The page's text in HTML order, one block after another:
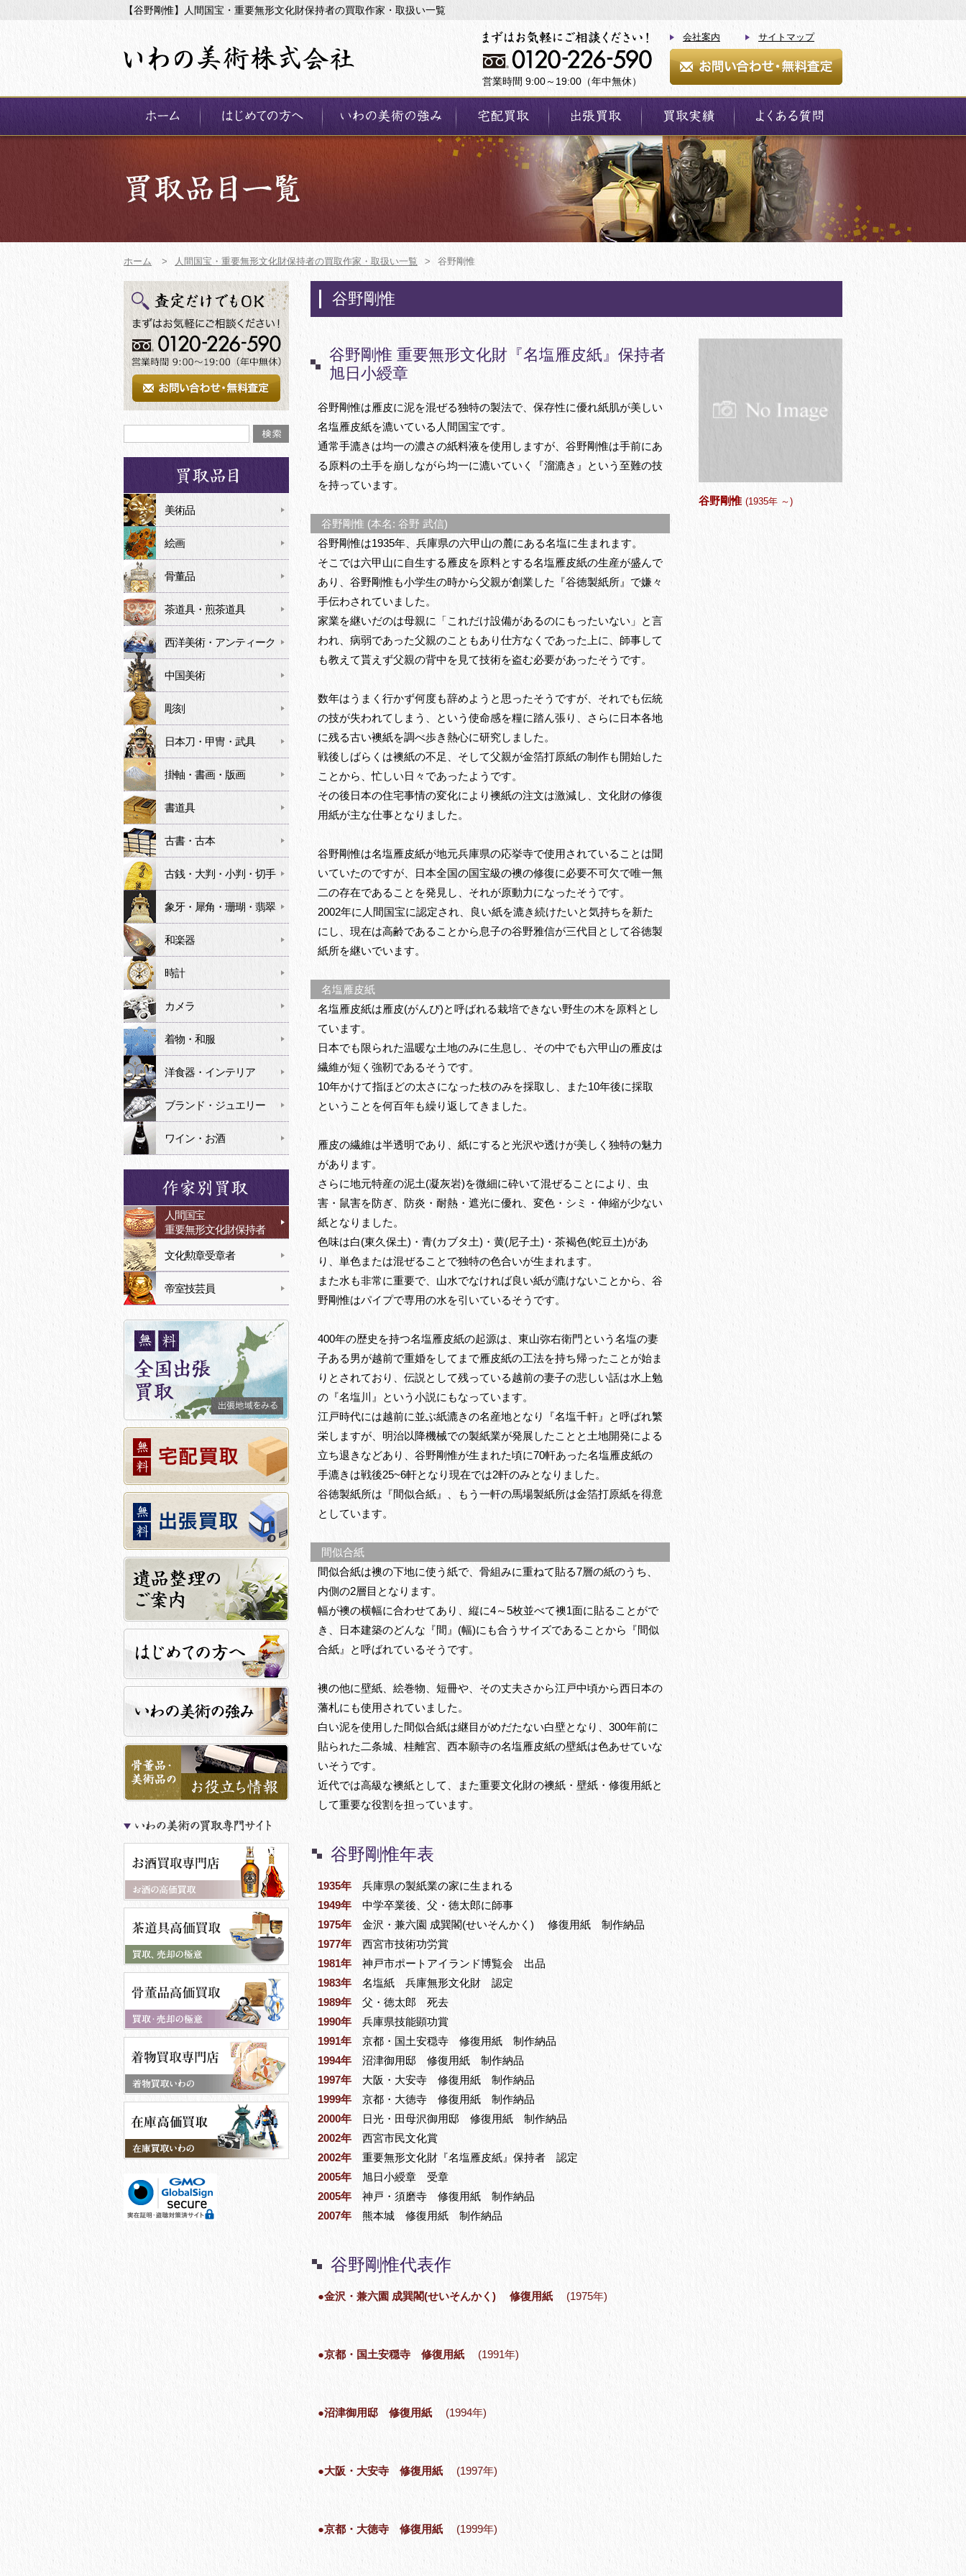
【谷野剛惟】人間国宝・重要無形文化財保持者の買取作家・取扱い一覧
営業時間 9:00～19:00（年中無休）
会社案内 サイトマップ
ホーム > 人間国宝・重要無形文化財保持者の買取作家・取扱い一覧 > 谷野剛惟
谷野剛惟
谷野剛惟 (1935年 ～)
谷野剛惟 重要無形文化財『名塩雁皮紙』保持者
旭日小綬章
谷野剛惟は雁皮に泥を混ぜる独特の製法で、保存性に優れ紙肌が美しい
名塩雁皮紙を漉いている人間国宝です。
通常手漉きは均一の濃さの紙料液を使用しますが、谷野剛惟は手前にあ
る原料の土手を崩しながら均一に漉いていく『溜漉き』という至難の技
を持っています。
谷野剛惟 (本名: 谷野 武信)
谷野剛惟は1935年、兵庫県の六甲山の麓にある名塩に生まれます。
そこでは六甲山に自生する雁皮を原料とする名塩雁皮紙の生産が盛んで
あり、谷野剛惟も小学生の時から父親が創業した『谷徳製紙所』で嫌々
手伝わされていました。
家業を継いだのは母親に「これだけ設備があるのにもったいない」と言
われ、病弱であった父親のこともあり仕方なくであった上に、師事して
も教えて貰えず父親の背中を見て技術を盗む必要があったそうです。
数年はうまく行かず何度も辞めようと思ったそうですが、それでも伝統
の技が失われてしまう、という使命感を糧に踏ん張り、さらに日本各地
に残る古い襖紙を調べ歩き熱心に研究しました。
戦後しばらくは襖紙の不足、そして父親が金箔打原紙の制作も開始した
ことから、忙しい日々であったようです。
その後日本の住宅事情の変化により襖紙の注文は激減し、文化財の修復
用紙が主な仕事となりました。
谷野剛惟は名塩雁皮紙が地元兵庫県の応挙寺で使用されていることは聞
いていたのですが、日本全国の国宝級の襖の修復に必要不可欠で唯一無
二の存在であることを発見し、それが原動力になったそうです。
2002年に人間国宝に認定され、良い紙を漉き続けたいと気持ちを新た
にし、現在は高齢であることから息子の谷野雅信が三代目として谷徳製
紙所を継いでいます。
名塩雁皮紙
名塩雁皮紙は雁皮(がんぴ)と呼ばれる栽培できない野生の木を原料とし
ています。
日本でも限られた温暖な土地のみに生息し、その中でも六甲山の雁皮は
繊維が短く強靭であるそうです。
10年かけて指ほどの太さになった枝のみを採取し、また10年後に採取
ということを何百年も繰り返してきました。
雁皮の繊維は半透明であり、紙にすると光沢や透けが美しく独特の魅力
があります。
さらに地元特産の泥土(凝灰岩)を微細に砕いて混ぜることにより、虫
害・鼠害を防ぎ、防炎・耐熱・遮光に優れ、変色・シミ・伸縮が少ない
紙となりました。
色味は白(東久保土)・青(カブタ土)・黄(尼子土)・茶褐色(蛇豆土)があ
り、単色または混ぜることで独特の色合いが生まれます。
また水も非常に重要で、山水でなければ良い紙が漉けないことから、谷
野剛惟はパイプで専用の水を引いているそうです。
400年の歴史を持つ名塩雁皮紙の起源は、東山弥右衛門という名塩の妻
子ある男が越前で重婚をしてまで雁皮紙の工法を持ち帰ったことが始ま
りとされており、伝説として残っている越前の妻子の悲しい話は水上勉
の『名塩川』という小説にもなっています。
江戸時代には越前に並ぶ紙漉きの名産地となり『名塩千軒』と呼ばれ繁
栄しますが、明治以降機械での製紙業が発展したことと土地開発による
立ち退きなどあり、谷野剛惟が生まれた頃に70軒あった名塩雁皮紙の
手漉きは戦後25~6軒となり現在では2軒のみとなりました。
谷徳製紙所は『間似合紙』、もう一軒の馬場製紙所は金箔打原紙を得意
としています。
間似合紙
間似合紙は襖の下地に使う紙で、骨組みに重ねて貼る7層の紙のうち、
内側の2層目となります。
幅が襖の横幅に合わせてあり、縦に4～5枚並べて襖1面に貼ることがで
き、日本建築のどんな『間』(幅)にも合うサイズであることから『間似
合紙』と呼ばれているそうです。
襖の他に壁紙、絵巻物、短冊や、その丈夫さから江戸中頃から西日本の
藩札にも使用されていました。
白い泥を使用した間似合紙は継目がめだたない白壁となり、300年前に
貼られた二条城、桂離宮、西本願寺の名塩雁皮紙の壁紙は色あせていな
いそうです。
近代では高級な襖紙として、また重要文化財の襖紙・壁紙・修復用紙と
して重要な役割を担っています。
谷野剛惟年表
1935年 兵庫県の製紙業の家に生まれる
1949年 中学卒業後、父・徳太郎に師事
1975年 金沢・兼六園 成巽閣(せいそんかく) 修復用紙 制作納品
1977年 西宮市技術功労賞
1981年 神戸市ポートアイランド博覧会 出品
1983年 名塩紙 兵庫無形文化財 認定
1989年 父・徳太郎 死去
1990年 兵庫県技能顕功賞
1991年 京都・国土安穏寺 修復用紙 制作納品
1994年 沼津御用邸 修復用紙 制作納品
1997年 大阪・大安寺 修復用紙 制作納品
1999年 京都・大徳寺 修復用紙 制作納品
2000年 日光・田母沢御用邸 修復用紙 制作納品
2002年 西宮市民文化賞
2002年 重要無形文化財『名塩雁皮紙』保持者 認定
2005年 旭日小綬章 受章
2005年 神戸・須磨寺 修復用紙 制作納品
2007年 熊本城 修復用紙 制作納品
谷野剛惟代表作
●金沢・兼六園 成巽閣(せいそんかく) 修復用紙 (1975年)
●京都・国土安穏寺 修復用紙 (1991年)
●沼津御用邸 修復用紙 (1994年)
●大阪・大安寺 修復用紙 (1997年)
●京都・大徳寺 修復用紙 (1999年)
美術品
絵画
骨董品
茶道具・煎茶道具
西洋美術・アンティーク
中国美術
彫刻
日本刀・甲冑・武具
掛軸・書画・版画
書道具
古書・古本
古銭・大判・小判・切手
象牙・犀角・珊瑚・翡翠
和楽器
時計
カメラ
着物・和服
洋食器・インテリア
ブランド・ジュエリー
ワイン・お酒
人間国宝
重要無形文化財保持者
文化勲章受章者
帝室技芸員